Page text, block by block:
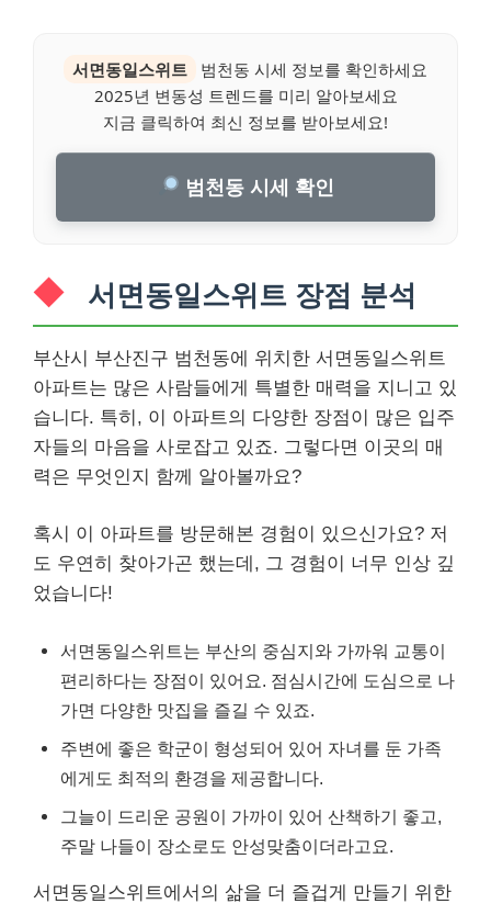
서면동일스위트
범천동 시세 정보를 확인하세요
2025년 변동성 트렌드를 미리 알아보세요
지금 클릭하여 최신 정보를 받아보세요!
범천동 시세 확인
서면동일스위트 장점 분석
부산시 부산진구 범천동에 위치한 서면동일스위트
아파트는 많은 사람들에게 특별한 매력을 지니고 있
습니다. 특히, 이 아파트의 다양한 장점이 많은 입주
자들의 마음을 사로잡고 있죠. 그렇다면 이곳의 매
력은 무엇인지 함께 알아볼까요?
혹시 이 아파트를 방문해본 경험이 있으신가요? 저
도 우연히 찾아가곤 했는데, 그 경험이 너무 인상 깊
었습니다!
서면동일스위트는 부산의 중심지와 가까워 교통이
편리하다는 장점이 있어요. 점심시간에 도심으로 나
가면 다양한 맛집을 즐길 수 있죠.
주변에 좋은 학군이 형성되어 있어 자녀를 둔 가족
에게도 최적의 환경을 제공합니다.
그늘이 드리운 공원이 가까이 있어 산책하기 좋고,
주말 나들이 장소로도 안성맞춤이더라고요.
서면동일스위트에서의 삶을 더 즐겁게 만들기 위한